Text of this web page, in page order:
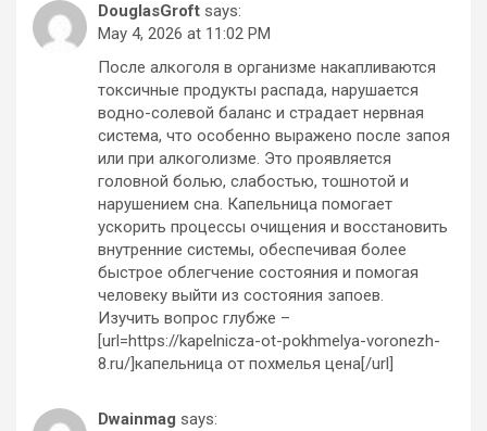
DouglasGroft says:
May 4, 2026 at 11:02 PM
После алкоголя в организме накапливаются
токсичные продукты распада, нарушается
водно-солевой баланс и страдает нервная
система, что особенно выражено после запоя
или при алкоголизме. Это проявляется
головной болью, слабостью, тошнотой и
нарушением сна. Капельница помогает
ускорить процессы очищения и восстановить
внутренние системы, обеспечивая более
быстрое облегчение состояния и помогая
человеку выйти из состояния запоев.
Изучить вопрос глубже –
[url=https://kapelnicza-ot-pokhmelya-voronezh-
8.ru/]капельница от похмелья цена[/url]
Dwainmag says: